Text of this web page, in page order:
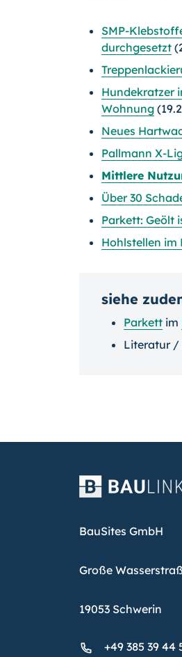
SMP-
durchgesetzt
Hundekratzer
Wohnung
Neues
Pallmann X-
Mittlere
Über 30
Parkett: Geölt
Hohlstellen im
siehe
Parkett im
Literatur /
BauSites GmbH
Große
19053 Schwerin
+49 385 39 44